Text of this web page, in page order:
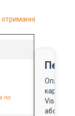
по
Оплата
карткою
Visa
або